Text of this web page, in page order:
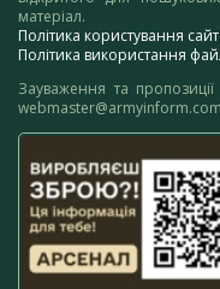
матеріал.
Політика користування
Політика використання
Зауваження та